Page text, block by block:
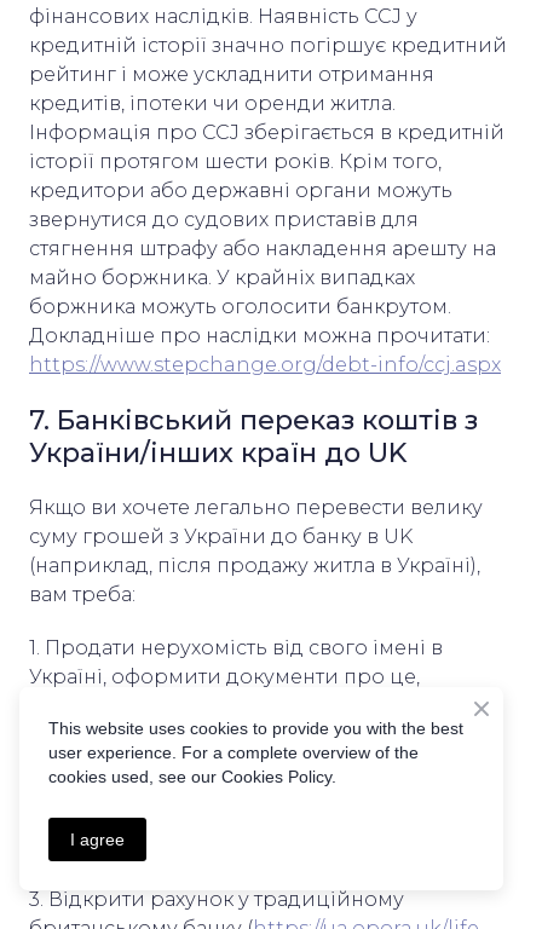
фінансових наслідків. Наявність CCJ у
кредитній історії значно погіршує кредитний
рейтинг і може ускладнити отримання
кредитів, іпотеки чи оренди житла.
Інформація про CCJ зберігається в кредитній
історії протягом шести років. Крім того,
кредитори або державні органи можуть
звернутися до судових приставів для
стягнення штрафу або накладення арешту на
майно боржника. У крайніх випадках
боржника можуть оголосити банкрутом.
Докладніше про наслідки можна прочитати:
https://www.stepchange.org/debt-info/ccj.aspx
7. Банківський переказ коштів з
України/інших країн до UK
Якщо ви хочете легально перевести велику
суму грошей з України до банку в UK
(наприклад, після продажу житла в Україні),
вам треба:
1. Продати нерухомість від свого імені в
Україні, оформити документи про це,
переклад
2. Покласти ці кошти в Україні на валютний(!)
рахунок. Читайте/шукайте самостійно вимоги
Нацбанку
3. Відкрити рахунок у традиційному
This website uses cookies to provide you with the best
user experience. For a complete overview of the
cookies used, see our Cookies Policy.
I agree